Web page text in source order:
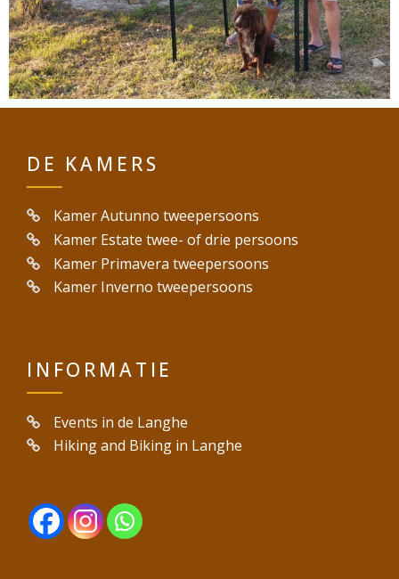
DE KAMERS
Kamer Autunno tweepersoons
Kamer Estate twee- of drie persoons
Kamer Primavera tweepersoons
Kamer Inverno tweepersoons
INFORMATIE
Events in de Langhe
Hiking and Biking in Langhe